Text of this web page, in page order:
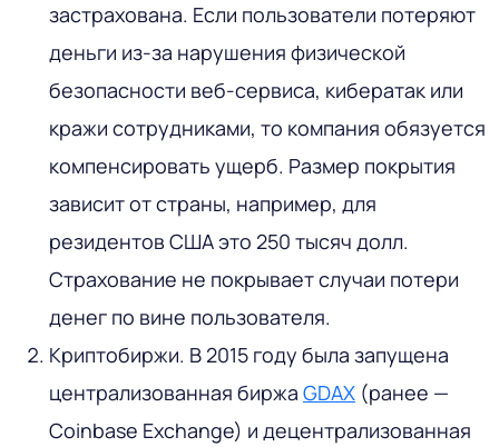
застрахована. Если пользователи потеряют
деньги из-за нарушения физической
безопасности веб-сервиса, кибератак или
кражи сотрудниками, то компания обязуется
компенсировать ущерб. Размер покрытия
зависит от страны, например, для
резидентов США это 250 тысяч долл.
Страхование не покрывает случаи потери
денег по вине пользователя.
Криптобиржи. В 2015 году была запущена
централизованная биржа GDAX (ранее —
Coinbase Exchange) и децентрализованная